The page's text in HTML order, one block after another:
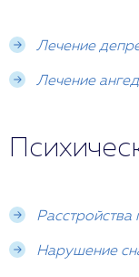
Лечение
Лечение
Расстройства
Нарушение